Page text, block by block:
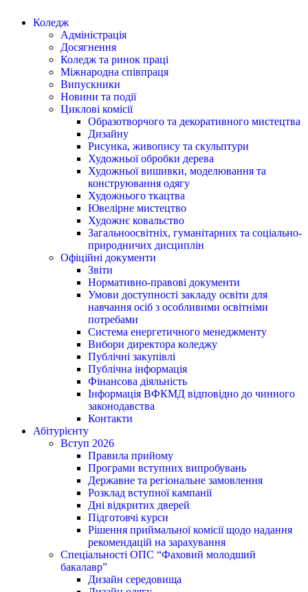
Коледж
Адміністрація
Досягнення
Коледж та ринок праці
Міжнародна співпраця
Випускники
Новини та події
Циклові комісії
Образотворчого та декоративного мистецтва
Дизайну
Рисунка, живопису та скульптури
Художньої обробки дерева
Художньої вишивки, моделювання та
конструювання одягу
Художнього ткацтва
Ювелірне мистецтво
Художнє ковальство
Загальноосвітніх, гуманітарних та соціально-
природничих дисциплін
Офіційні документи
Звіти
Нормативно-правові документи
Умови доступності закладу освіти для
навчання осіб з особливими освітніми
потребами
Система енергетичного менеджменту
Вибори директора коледжу
Публічні закупівлі
Публічна інформація
Фінансова діяльність
Інформація ВФКМД відповідно до чинного
законодавства
Контакти
Абітурієнту
Вступ 2026
Правила прийому
Програми вступних випробувань
Державне та регіональне замовлення
Розклад вступної кампанії
Дні відкритих дверей
Підготовчі курси
Рішення приймальної комісії щодо надання
рекомендацій на зарахування
Спеціальності ОПС “Фаховий молодший
бакалавр”
Дизайн середовища